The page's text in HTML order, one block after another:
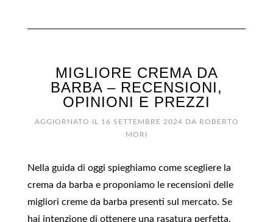
MIGLIORE CREMA DA
BARBA – RECENSIONI,
OPINIONI E PREZZI
AGGIORNATO IL 16 SETTEMBRE 2024 DA ROBERTO
MORI
Nella guida di oggi spieghiamo come scegliere la
crema da barba e proponiamo le recensioni delle
migliori creme da barba presenti sul mercato. Se
hai intenzione di ottenere una rasatura perfetta,